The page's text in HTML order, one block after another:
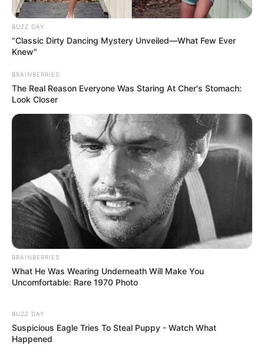
BUZZ DAY
“Classic Dirty Dancing Mystery Unveiled—What Few Ever
Knew"
BRAINBERRIES
The Real Reason Everyone Was Staring At Cher's Stomach:
Look Closer
BRAINBERRIES
What He Was Wearing Underneath Will Make You
Uncomfortable: Rare 1970 Photo
BUZZ DAY
Suspicious Eagle Tries To Steal Puppy - Watch What
Happened